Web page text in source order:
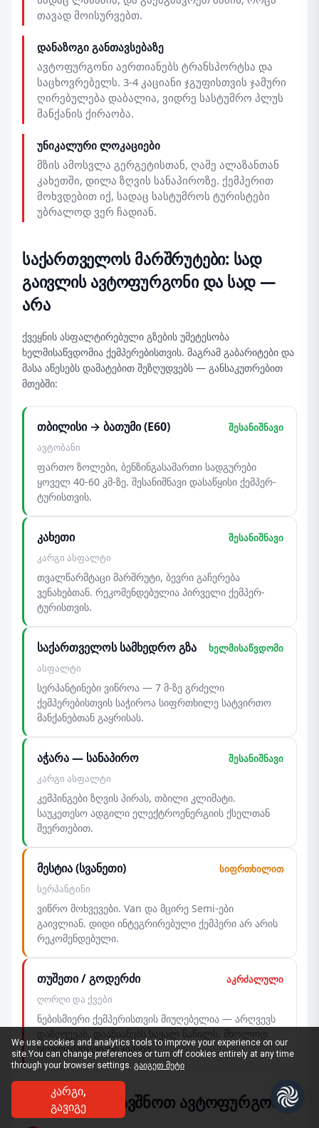
თავად მოისურვებთ.
დანაზოგი განთავსებაზე
ავტოფურგონი აერთიანებს ტრანსპორტსა და
საცხოვრებელს. 3-4 კაციანი ჯგუფისთვის ჯამური
ღირებულება დაბალია, ვიდრე სასტუმრო პლუს
მანქანის ქირაობა.
უნიკალური ლოკაციები
მზის ამოსვლა გერგეტისთან, ღამე ალაზანთან
კახეთში, დილა ზღვის სანაპიროზე. ქემპერით
მოხვდებით იქ, სადაც სასტუმროს ტურისტები
უბრალოდ ვერ ჩადიან.
საქართველოს მარშრუტები: სად
გაივლის ავტოფურგონი და სად —
არა
ქვეყნის ასფალტირებული გზების უმეტესობა
ხელმისაწვდომია ქემპერებისთვის. მაგრამ გაბარიტები და
მასა აწესებს დამატებით შეზღუდვებს — განსაკუთრებით
მთებში:
თბილისი → ბათუმი (E60)
შესანიშნავი
ავტობანი
ფართო ზოლები, ბენზინგასამართი სადგურები
ყოველ 40-60 კმ-ზე. შესანიშნავი დასაწყისი ქემპერ-
ტურისთვის.
კახეთი
შესანიშნავი
კარგი ასფალტი
თვალწარმტაცი მარშრუტი, ბევრი გაჩერება
ვენახებთან. რეკომენდებულია პირველი ქემპერ-
ტურისთვის.
საქართველოს სამხედრო გზა
ხელმისაწვდომი
ასფალტი
სერპანტინები ვიწროა — 7 მ-ზე გრძელი
ქემპერებისთვის საჭიროა სიფრთხილე სატვირთო
მანქანებთან გაყრისას.
აჭარა — სანაპირო
შესანიშნავი
კარგი ასფალტი
კემპინგები ზღვის პირას, თბილი კლიმატი.
საუკეთესო ადგილი ელექტროენერგიის ქსელთან
შეერთებით.
მესტია (სვანეთი)
სიფრთხილით
სერპანტინი
ვიწრო მოხვევები. Van და მცირე Semi-ები
გაივლიან. დიდი ინტეგრირებული ქემპერი არ არის
რეკომენდებული.
თუშეთი / გოდერძი
აკრძალული
ღორღი და ქვები
ნებისმიერი ქემპერისთვის მიუღებელია — არღვევს
დაზღვევას, დააზიანებს სავალ ნაწილს. მხოლოდ
სრულამძრავიანი ჯიპები.
როგორ დავჯავშნოთ ავტოფურგონი
We use cookies and analytics tools to improve your experience on our
site.You can change preferences or turn off cookies entirely at any time
through your browser settings. გაიგეთ მეტი
ᲙᲐᲠᲒᲘ,
ᲒᲐᲕᲘᲒᲔ